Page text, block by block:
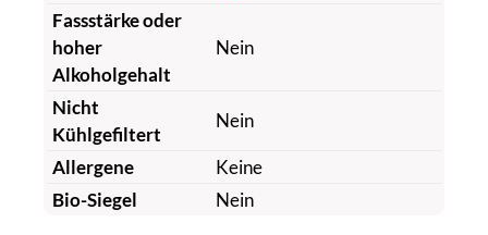
Fassstärke oder
hoher
Alkoholgehalt
Nein
Nicht
Kühlgefiltert
Nein
Allergene
Keine
Bio-Siegel
Nein